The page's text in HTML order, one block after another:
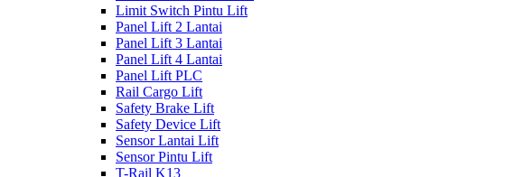
Limit Switch Pintu Lift
Panel Lift 2 Lantai
Panel Lift 3 Lantai
Panel Lift 4 Lantai
Panel Lift PLC
Rail Cargo Lift
Safety Brake Lift
Safety Device Lift
Sensor Lantai Lift
Sensor Pintu Lift
T-Rail K13